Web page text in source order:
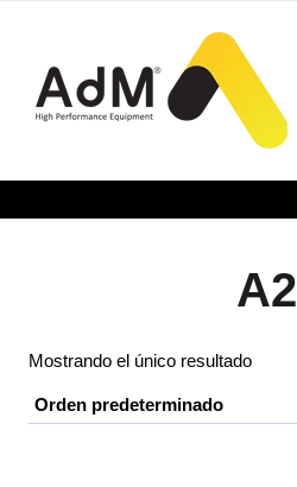
contenido
A2
Mostrando el único resultado